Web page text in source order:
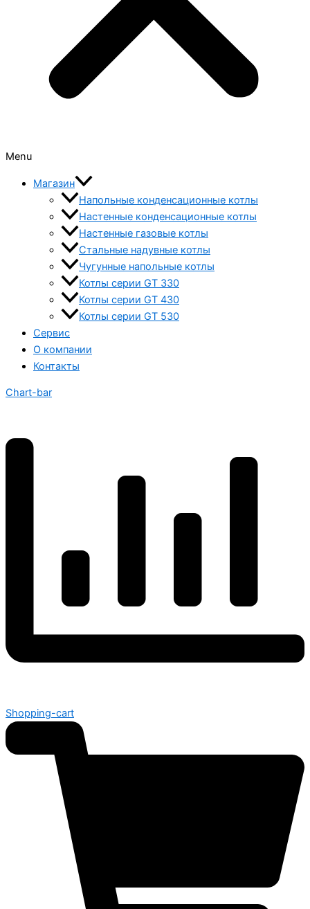
Menu
Магазин
Напольные конденсационные котлы
Настенные конденсационные котлы
Настенные газовые котлы
Стальные надувные котлы
Чугунные напольные котлы
Котлы серии GT 330
Котлы серии GT 430
Котлы серии GT 530
Сервис
О компании
Контакты
Chart-bar
Shopping-cart